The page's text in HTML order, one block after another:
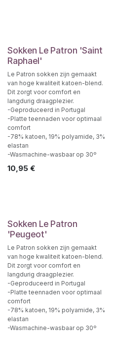
Sokken Le Patron 'Saint
Raphael'
Le Patron sokken zijn gemaakt
van hoge kwaliteit katoen-blend.
Dit zorgt voor comfort en
langdurig draagplezier.
-Geproduceerd in Portugal
-Platte teennaden voor optimaal
comfort
-78% katoen, 19% polyamide, 3%
elastan
-Wasmachine-wasbaar op 30º
10,95 €
Sokken Le Patron
'Peugeot'
Le Patron sokken zijn gemaakt
van hoge kwaliteit katoen-blend.
Dit zorgt voor comfort en
langdurig draagplezier.
-Geproduceerd in Portugal
-Platte teennaden voor optimaal
comfort
-78% katoen, 19% polyamide, 3%
elastan
-Wasmachine-wasbaar op 30º